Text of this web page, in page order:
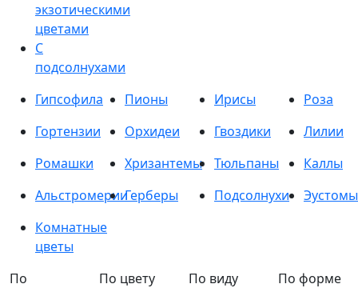
экзотическими
цветами
С
подсолнухами
Гипсофила
Пионы Ирисы
Роза
Гортензии
Орхидеи Гвоздики
Лилии
Ромашки
Хризантемы Тюльпаны
Каллы
АльстромерииГерберы Подсолнухи
Эустомы
Комнатные
цветы
По
По цвету
По виду
По форме